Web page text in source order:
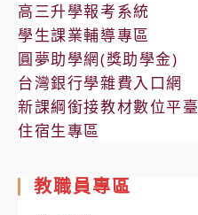
高三升學報考系統
學生課業輔導專區
圓夢助學網(獎助學金)
台灣銀行學雜費入口網
新課綱銜接教材數位平臺
住宿生專區
教職員專區